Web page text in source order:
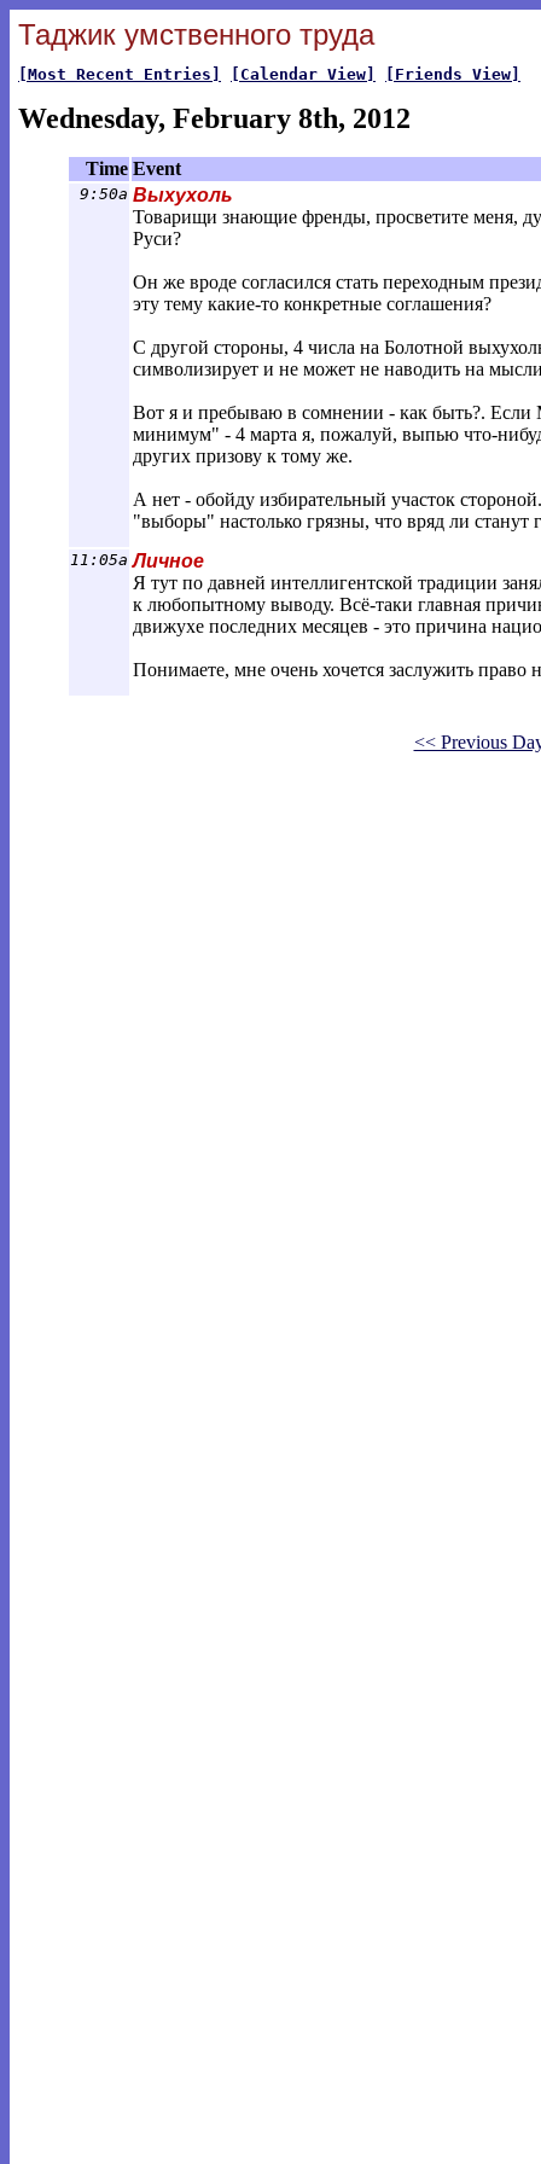
Таджик умственного труда
[Most Recent Entries] [Calendar View] [Friends View]
Wednesday, February 8th, 2012
Time Event
9:50a Выхухоль
Товарищи знающие френды, просветите меня,
Руси?
Он же вроде согласился стать переходным
эту тему какие-то конкретные соглашения?
С другой стороны, 4 числа на Болотной
символизирует и не может не наводить на
Вот я и пребываю в сомнении - как быть?.
минимум" - 4 марта я, пожалуй, выпью что-
других призову к тому же.
А нет - обойду избирательный участок
"выборы" настолько грязны, что вряд ли станут
11:05a Личное
Я тут по давней интеллигентской традиции
к любопытному выводу. Всё-таки главная
движухе последних месяцев - это причина
Понимаете, мне очень хочется заслужить право
<< Previous